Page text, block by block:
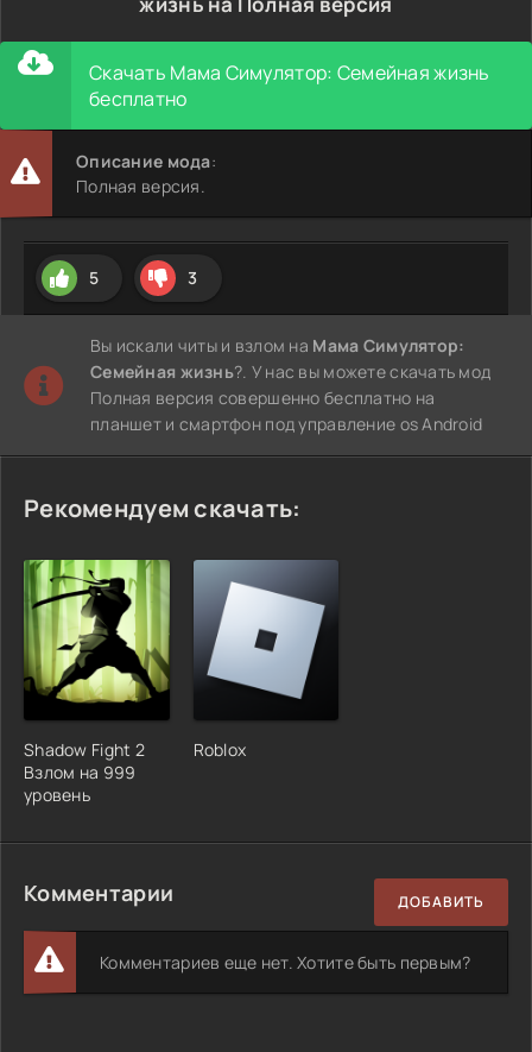
Скачать Мама Симулятор: Семейная жизнь
бесплатно
Описание мода:
Полная версия.
5 3
Вы искали читы и взлом на Мама Симулятор:
Семейная жизнь?. У нас вы можете скачать мод
Полная версия совершенно бесплатно на
планшет и смартфон под управление os Android
Рекомендуем скачать:
Shadow Fight 2
Взлом на 999
уровень
Roblox
Комментарии ДОБАВИТЬ
Комментариев еще нет. Хотите быть первым?